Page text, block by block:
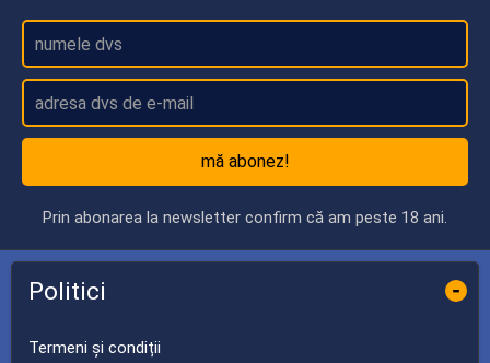
mă abonez!
Prin abonarea la newsletter confirm că am peste 18 ani.
Politici -
Termeni și condiții